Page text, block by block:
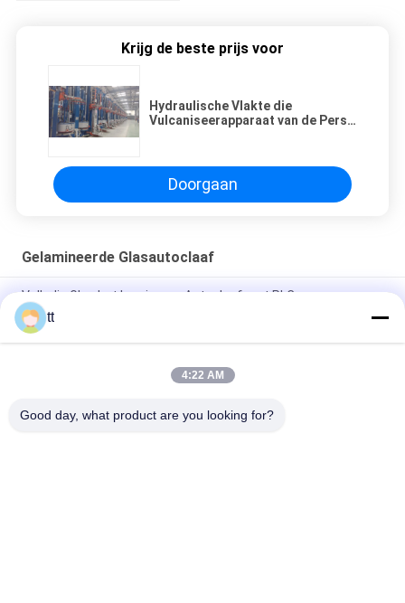
Krijg de beste prijs voor
Hydraulische Vlakte die
Vulcaniseerapparaat van de Pers
Doorgaan
Gelamineerde Glasautoclaaf
Volledig Glas het Lamineren Autoclaaf met PLC
Controlemechanisme
Glas het Lamineren Autoclaaf met Driezijdige
tt
4:22 AM
Good day, what product are you looking for?